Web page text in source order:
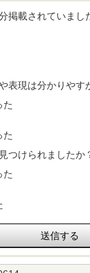
掲載されていまし
表現は分かりやす
た
た
つけられましたか
た